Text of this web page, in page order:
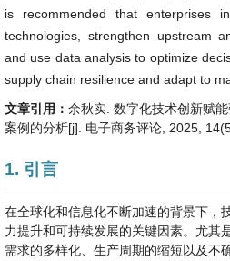
is recommended that enterprises
technologies, strengthen upstream
and use data analysis to optimize
supply chain resilience and adapt to
文章引用： 余秋实. 数字化技术创新赋
案例的分析[j]. 电子商务评论, 2025,
1. 引言
在全球化和信息化不断加速的背景下，
力提升和可持续发展的关键因素。尤其
需求的多样化、生产周期的缩短以及不